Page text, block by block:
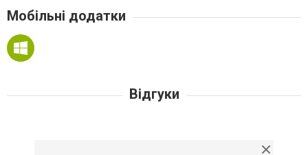
Мобільні додатки